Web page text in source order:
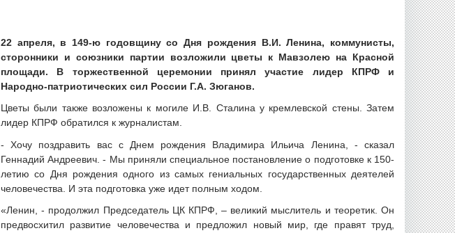
22 апреля, в 149-ю годовщину со Дня рождения В.И. Ленина, коммунисты,
сторонники и союзники партии возложили цветы к Мавзолею на Красной
площади. В торжественной церемонии принял участие лидер КПРФ и
Народно-патриотических сил России Г.А. Зюганов.
Цветы были также возложены к могиле И.В. Сталина у кремлевской стены. Затем
лидер КПРФ обратился к журналистам.
- Хочу поздравить вас с Днем рождения Владимира Ильича Ленина, - сказал
Геннадий Андреевич. - Мы приняли специальное постановление о подготовке к 150-
летию со Дня рождения одного из самых гениальных государственных деятелей
человечества. И эта подготовка уже идет полным ходом.
«Ленин, - продолжил Председатель ЦК КПРФ, – великий мыслитель и теоретик. Он
предвосхитил развитие человечества и предложил новый мир, где правят труд,